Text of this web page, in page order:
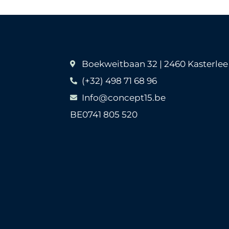
Boekweitbaan 32 | 2460 Kasterlee
(+32) 498 71 68 96
Info@concept15.be
BE0741 805 520